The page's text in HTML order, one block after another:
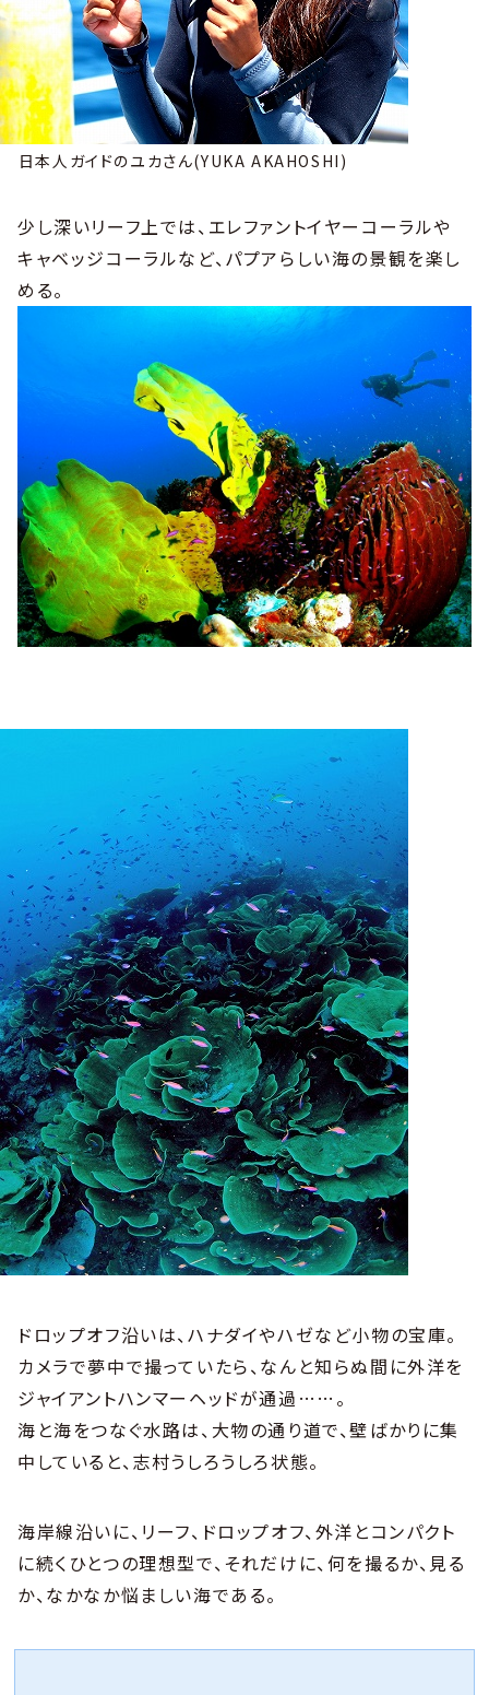
日本人ガイドのユカさん(YUKA AKAHOSHI)
少し深いリーフ上では、エレファントイヤーコーラルや
キャベッジコーラルなど、パプアらしい海の景観を楽し
める。
ドロップオフ沿いは、ハナダイやハゼなど小物の宝庫。
カメラで夢中で撮っていたら、なんと知らぬ間に外洋を
ジャイアントハンマーヘッドが通過……。
海と海をつなぐ水路は、大物の通り道で、壁ばかりに集
中していると、志村うしろうしろ状態。
海岸線沿いに、リーフ、ドロップオフ、外洋とコンパクト
に続くひとつの理想型で、それだけに、何を撮るか、見る
か、なかなか悩ましい海である。